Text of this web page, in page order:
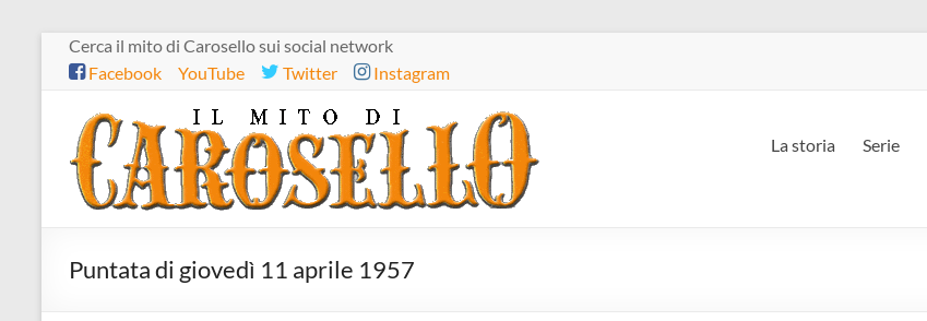
Salta
contenuto
Cerca il mito di Carosello sui social network
Facebook
YouTube Twitter Instagram
Il
mito
di
Carosello
La storia Serie
Puntata di giovedì 11 aprile 1957